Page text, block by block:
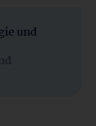
und